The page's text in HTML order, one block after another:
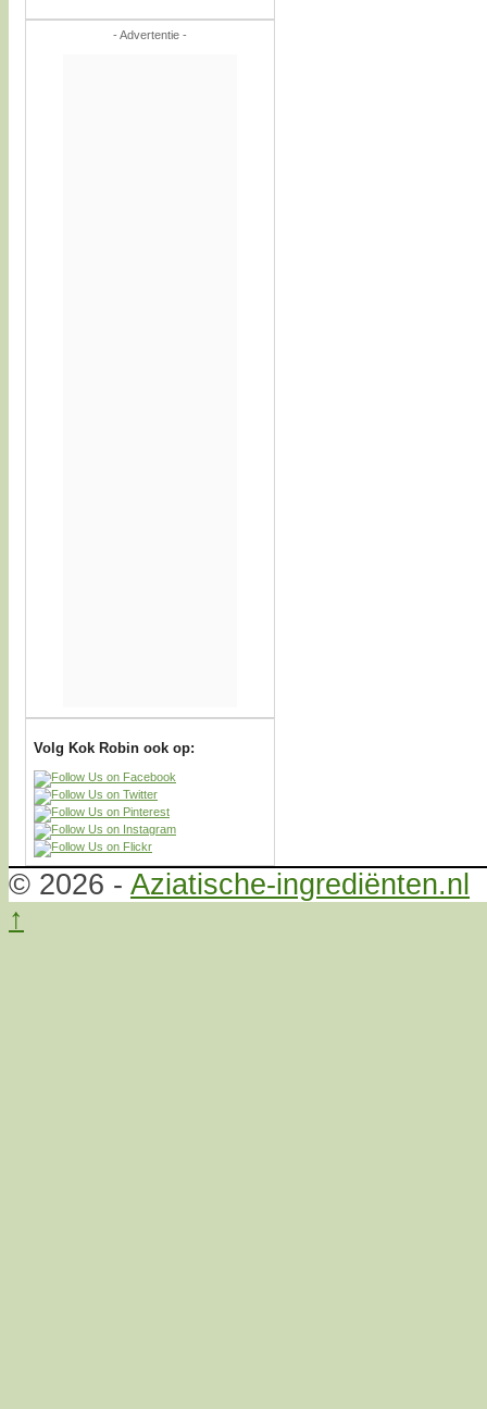
- Advertentie -
Volg Kok Robin ook op:
© 2026 - Aziatische-ingrediënten.nl
↑